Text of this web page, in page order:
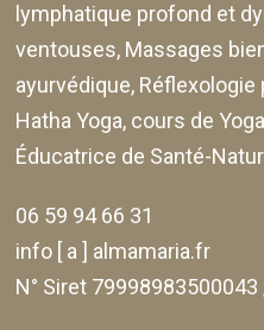
lymphatique profond et
ventouses, Massages
ayurvédique,
Hatha Yoga, cours de
Éducatrice de Santé-
06 59 94 66 31
info [ a ] almamaria.fr
N° Siret 79998983500043